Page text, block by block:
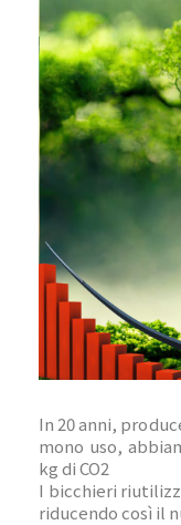
In 20 anni,
mono uso,
kg di CO2
I bicchieri
riducendo così il